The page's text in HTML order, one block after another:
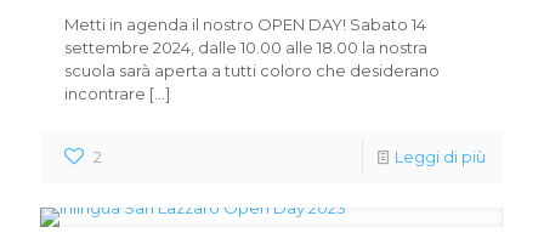
Metti in agenda il nostro OPEN DAY! Sabato 14
settembre 2024, dalle 10.00 alle 18.00 la nostra
scuola sarà aperta a tutti coloro che desiderano
incontrare […]
2 Leggi di più